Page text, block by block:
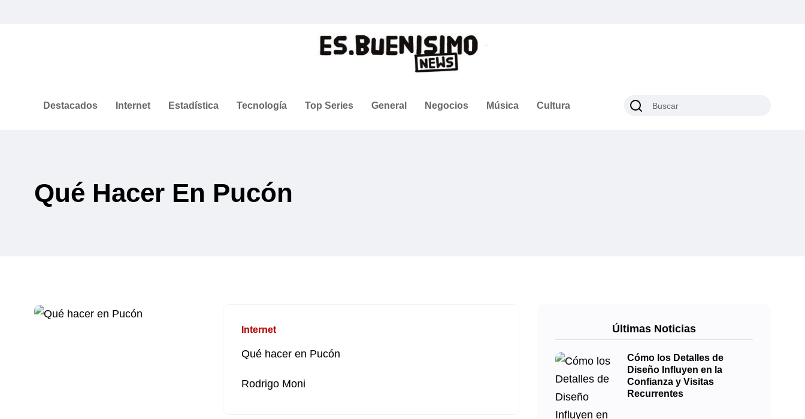
Destacados Internet Estadística Tecnología Top Series General Negocios Música Cultura
Qué Hacer En Pucón
Internet
Qué hacer en Pucón
Rodrigo Moni
Últimas Noticias
Cómo los Detalles de
Diseño Influyen en la
Confianza y Visitas
Recurrentes